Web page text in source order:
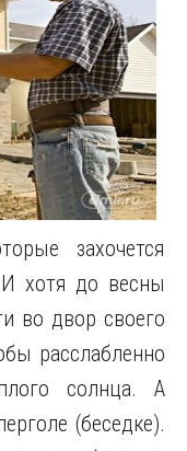
захочется
И хотя до весны
во двор своего
расслабленно
солнца. А
(беседке).